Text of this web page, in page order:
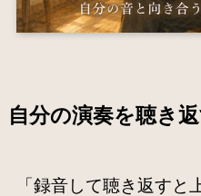
自分の演奏を聴き
「録音して聴き返すと